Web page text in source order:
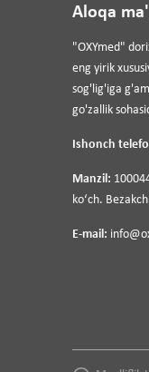
Aloqa
"OXYmed"
eng yirik
sog'lig'iga
go'zallik
Ishonch
Manzil:
koʻch.
E-mail: